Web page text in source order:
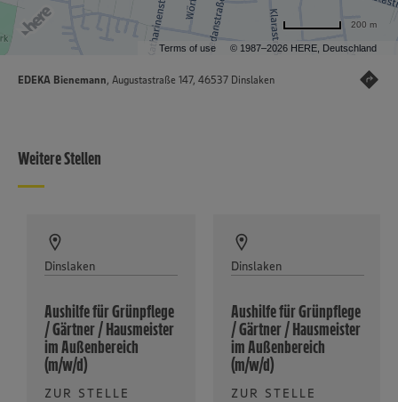
Terms of use © 1987–2026 HERE, Deutschland
200 m
EDEKA Bienemann , Augustastraße 147, 46537 Dinslaken
Weitere Stellen
Dinslaken
Aushilfe für Grünpflege
/ Gärtner / Hausmeister
im Außenbereich
(m/w/d)
ZUR STELLE
Dinslaken
Aushilfe für Grünpflege
/ Gärtner / Hausmeister
im Außenbereich
(m/w/d)
ZUR STELLE